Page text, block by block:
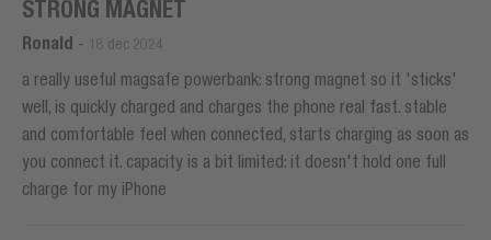
STRONG MAGNET
Ronald - 18 dec 2024
a really useful magsafe powerbank: strong magnet so it 'sticks'
well, is quickly charged and charges the phone real fast. stable
and comfortable feel when connected, starts charging as soon as
you connect it. capacity is a bit limited: it doesn't hold one full
charge for my iPhone